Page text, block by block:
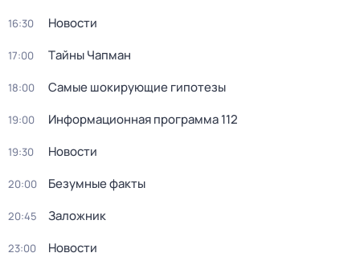
16:30 Новости
17:00 Тaйны Чапман
18:00 Самые шoкиpующие гипотезы
19:00 Информационная программа 112
19:30 Новости
20:00 Безумные факты
20:45 Заложник
23:00 Новости